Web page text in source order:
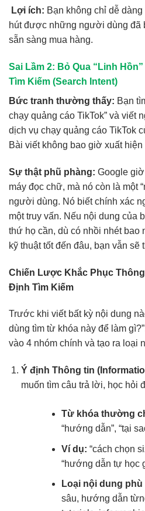
Lợi ích: Bạn không chỉ dễ
hút được những người dùng đã
sẵn sàng mua hàng.
Sai Lầm 2: Bỏ Qua “Linh
Tìm Kiếm (Search Intent)
Bức tranh thường thấy: Bạn
chạy quảng cáo TikTok” và viết
dịch vụ chạy quảng cáo TikTok
Bài viết không bao giờ xuất
Sự thật phũ phàng: Google
máy đọc chữ, mà nó còn là một
người dùng. Nó biết chính xác
một truy vấn. Nếu nội dung của
thứ họ cần, dù có nhồi nhét bao
kỹ thuật tốt đến đâu, bạn vẫn sẽ
Chiến Lược Khắc Phục Thông
Định Tìm Kiếm
Trước khi viết bất kỳ nội dung
dùng tìm từ khóa này để làm
vào 4 nhóm chính và tạo ra loại
Ý định Thông tin (
muốn tìm câu trả lời, học hỏi
Từ khóa thường
“hướng dẫn”, “tại
Ví dụ: “cách chọn
“hướng dẫn tự học
Loại nội dung
sâu, hướng dẫn